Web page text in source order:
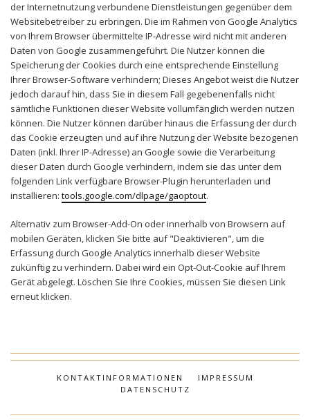
der Internetnutzung verbundene Dienstleistungen gegenüber dem
Websitebetreiber zu erbringen. Die im Rahmen von Google Analytics
von Ihrem Browser übermittelte IP-Adresse wird nicht mit anderen
Daten von Google zusammengeführt. Die Nutzer können die
Speicherung der Cookies durch eine entsprechende Einstellung
Ihrer Browser-Software verhindern; Dieses Angebot weist die Nutzer
jedoch darauf hin, dass Sie in diesem Fall gegebenenfalls nicht
sämtliche Funktionen dieser Website vollumfänglich werden nutzen
können. Die Nutzer können darüber hinaus die Erfassung der durch
das Cookie erzeugten und auf ihre Nutzung der Website bezogenen
Daten (inkl. Ihrer IP-Adresse) an Google sowie die Verarbeitung
dieser Daten durch Google verhindern, indem sie das unter dem
folgenden Link verfügbare Browser-Plugin herunterladen und
installieren: tools.google.com/dlpage/gaoptout.
Alternativ zum Browser-Add-On oder innerhalb von Browsern auf
mobilen Geräten, klicken Sie bitte auf "Deaktivieren", um die
Erfassung durch Google Analytics innerhalb dieser Website
zukünftig zu verhindern. Dabei wird ein Opt-Out-Cookie auf Ihrem
Gerät abgelegt. Löschen Sie Ihre Cookies, müssen Sie diesen Link
erneut klicken.
KONTAKTINFORMATIONEN
IMPRESSUM
DATENSCHUTZ